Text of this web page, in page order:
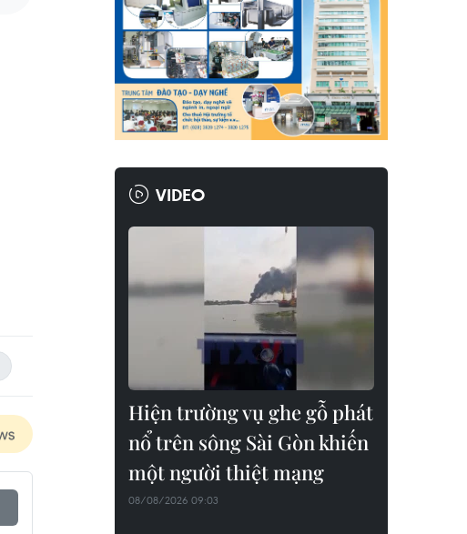
VIDEO
Hiện trường vụ ghe gỗ phát
nổ trên sông Sài Gòn khiến
một người thiệt mạng
08/08/2026 09:03